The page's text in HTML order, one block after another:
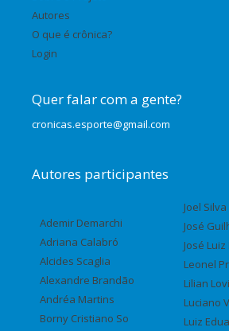
Autores
O que é crônica?
Login
Quer falar com a gente?
cronicas.esporte@gmail.com
Autores participantes
Ademir Demarchi
Adriana Calabró
Alcides Scaglia
Alexandre Brandão
Andréa Martins
Borny Cristiano So
Joel Silva
José
José
Leonel
Lilian
Luciano
Luiz